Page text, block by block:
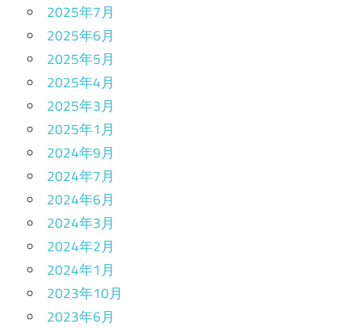
2025年7月
2025年6月
2025年5月
2025年4月
2025年3月
2025年1月
2024年9月
2024年7月
2024年6月
2024年3月
2024年2月
2024年1月
2023年10月
2023年6月